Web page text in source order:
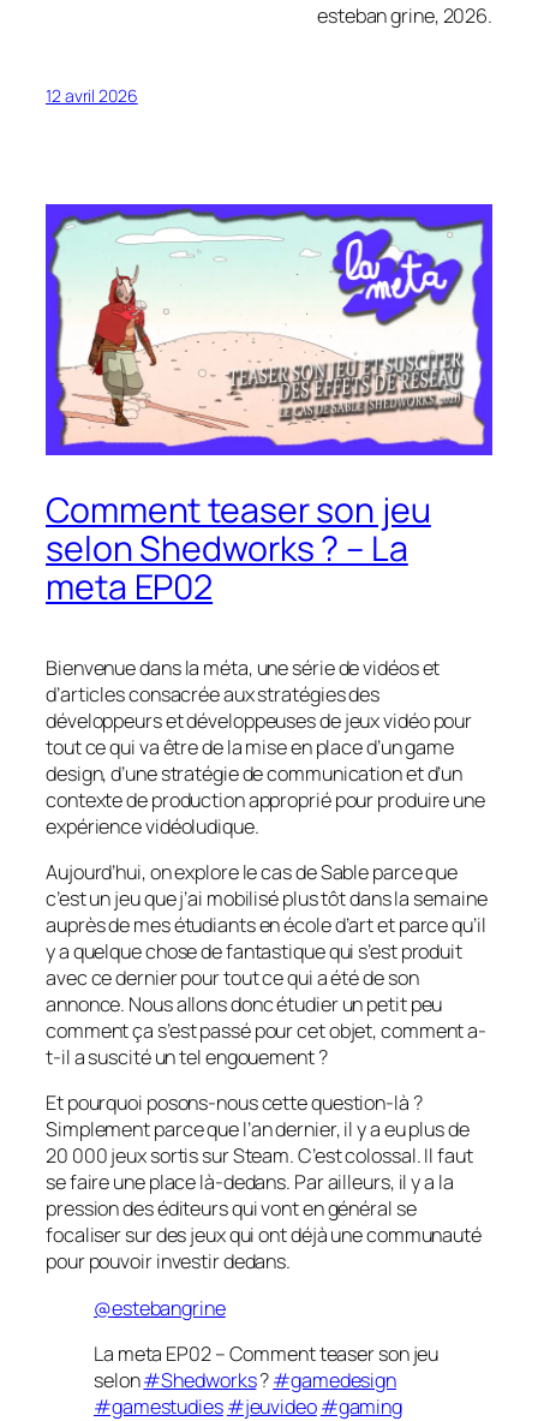
esteban grine, 2026.
12 avril 2026
Comment teaser son jeu
selon Shedworks ? – La
meta EP02
Bienvenue dans la méta, une série de vidéos et
d’articles consacrée aux stratégies des
développeurs et développeuses de jeux vidéo pour
tout ce qui va être de la mise en place d’un game
design, d’une stratégie de communication et d’un
contexte de production approprié pour produire une
expérience vidéoludique.
Aujourd’hui, on explore le cas deSableparce que
c’est un jeu que j’ai mobilisé plus tôt dans la semaine
auprès de mes étudiants en école d’art et parce qu’il
y a quelque chose de fantastique qui s’est produit
avec ce dernier pour tout ce qui a été de son
annonce. Nous allons donc étudier un petit peu
comment ça s’est passé pour cet objet, comment a-
t-il a suscité un tel engouement ?
Et pourquoi posons-nous cette question-là ?
Simplement parce que l’an dernier, il y a eu plus de
20 000 jeux sortis sur Steam. C’est colossal. Il faut
se faire une place là-dedans. Par ailleurs, il y a la
pression des éditeurs qui vont en général se
focaliser sur des jeux qui ont déjà une communauté
pour pouvoir investir dedans.
@estebangrine
La meta EP02 – Comment teaser son jeu
selon#Shedworks?#gamedesign
#gamestudies#jeuvideo#gaming